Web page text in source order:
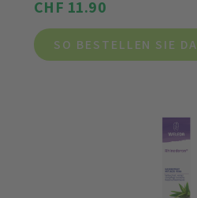
CHF 11.90
SO BESTELLEN SIE